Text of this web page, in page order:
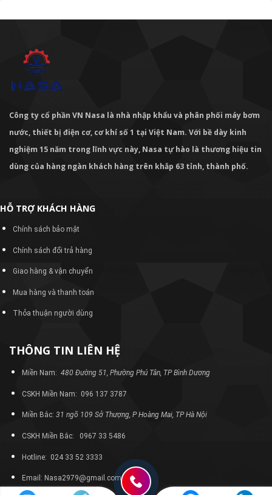
Công ty cổ phần VN Nasa là nhà nhập khẩu và phân phối máy bơm
nước, thiết bị điện cơ, cơ khí số 1 tại Việt Nam. Với bề dày kinh
nghiệm 15 năm trong lĩnh vực này, Nasa tự hào là thương hiệu tin
dùng của hàng ngàn khách hàng trên khắp 63 tỉnh, thành phố.
HỖ TRỢ KHÁCH HÀNG
Chính sách bảo mật
Chính sách đổi trả hàng
Giao hàng & vận chuyển
Mua hàng và thanh toán
Thỏa thuận người dùng
THÔNG TIN LIÊN HỆ
Miền Nam: 480 Đường 51, Phường Phú Tân, TP Bình Dương
CSKH Miền Nam: 096 137 3787
Miền Bắc: 31 ngõ 109 Sở Thượng, P Hoàng Mai, TP Hà Nội
CSKH Miền Bắc: 0967 33 5486
Hotline: 024 33 52 3333
Email: Nasa2979@gmail.com